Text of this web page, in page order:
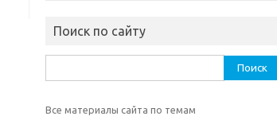
Поиск по сайту
Все материалы сайта по темам